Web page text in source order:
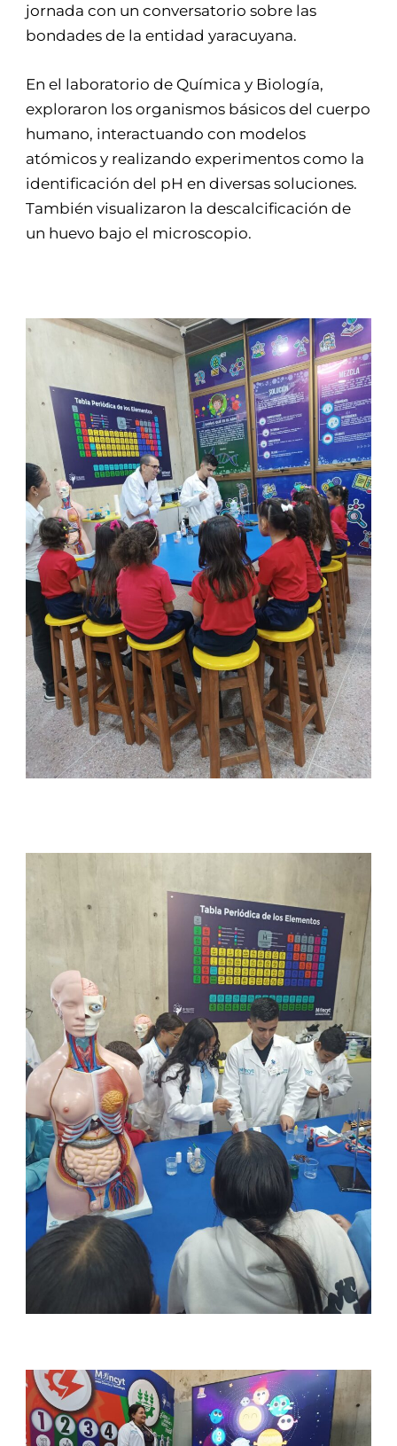
jornada con un conversatorio sobre las
bondades de la entidad yaracuyana.
En el laboratorio de Química y Biología,
exploraron los organismos básicos del cuerpo
humano, interactuando con modelos
atómicos y realizando experimentos como la
identificación del pH en diversas soluciones.
También visualizaron la descalcificación de
un huevo bajo el microscopio.